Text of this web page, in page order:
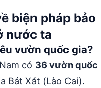
biện pháp bảo
nước ta
vườn quốc gia?
có 36 vườn quốc
Bát Xát (Lào Cai).